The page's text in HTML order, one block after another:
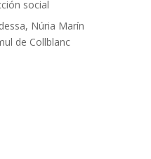
social
Núria Marín
de Collblanc